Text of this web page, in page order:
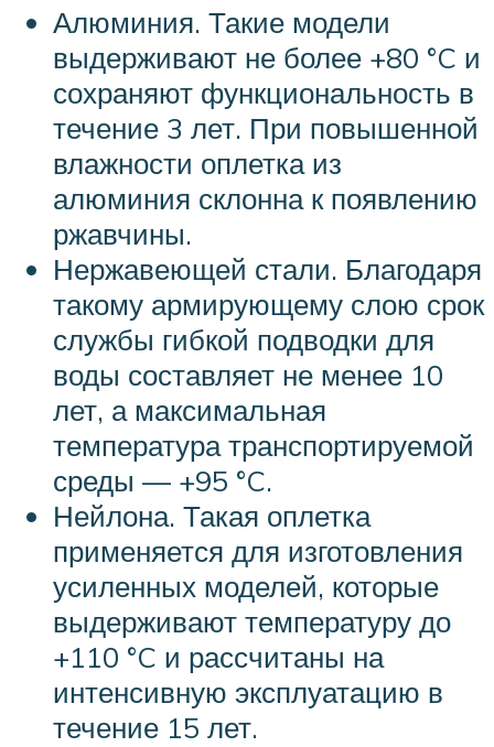
Алюминия. Такие модели
выдерживают не более +80 °C и
сохраняют функциональность в
течение 3 лет. При повышенной
влажности оплетка из
алюминия склонна к появлению
ржавчины.
Нержавеющей стали. Благодаря
такому армирующему слою срок
службы гибкой подводки для
воды составляет не менее 10
лет, а максимальная
температура транспортируемой
среды — +95 °C.
Нейлона. Такая оплетка
применяется для изготовления
усиленных моделей, которые
выдерживают температуру до
+110 °C и рассчитаны на
интенсивную эксплуатацию в
течение 15 лет.